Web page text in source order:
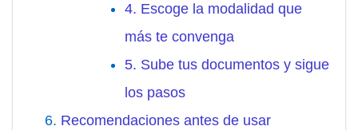
4. Escoge la modalidad que
más te convenga
5. Sube tus documentos y sigue
los pasos
Recomendaciones antes de usar